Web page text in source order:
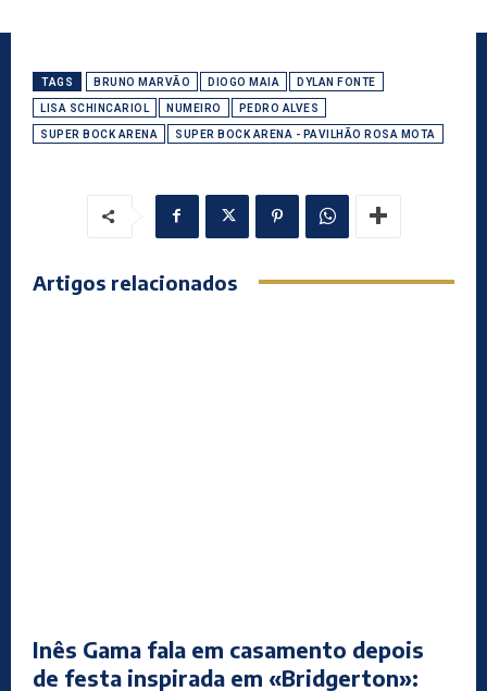
TAGS BRUNO MARVÃO DIOGO MAIA DYLAN FONTE
LISA SCHINCARIOL NUMEIRO PEDRO ALVES
SUPER BOCK ARENA SUPER BOCK ARENA - PAVILHÃO ROSA MOTA
Artigos relacionados
Inês Gama fala em casamento depois
de festa inspirada em «Bridgerton»: